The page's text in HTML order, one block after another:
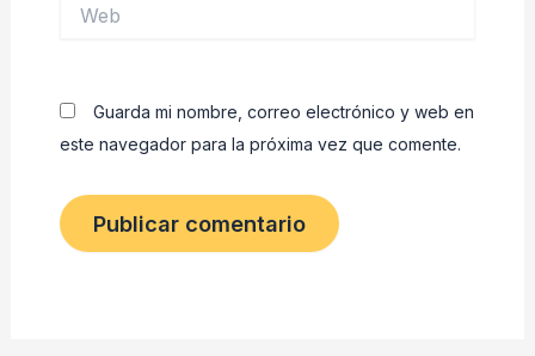
Guarda mi nombre, correo electrónico y web en
este navegador para la próxima vez que comente.